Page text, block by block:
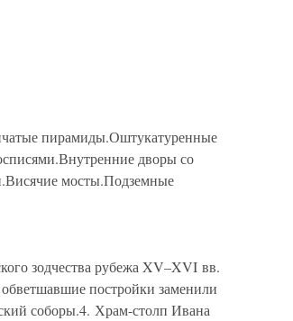
пирамиды.Оштукатуренные
дворы со
мосты.Подземные
зодчества рубежа XV–XVI вв.
постройки заменили
соборы.4. Храм-столп Ивана